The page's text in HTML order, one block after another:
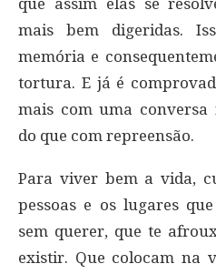
mais bem digeridas.
memória e
tortura. E já é
mais com uma conversa
do que com repreensão.
Para viver bem a vida,
pessoas e os lugares
sem querer, que te
existir. Que colocam na